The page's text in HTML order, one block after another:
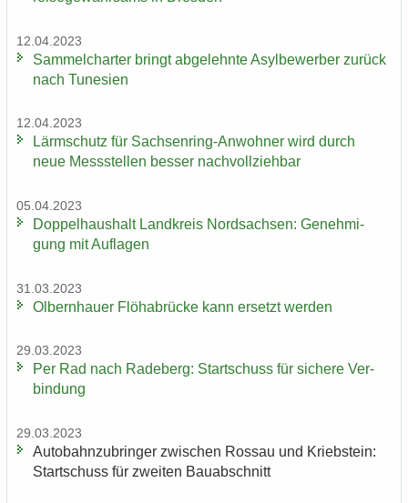
12.04.2023
Sam­mel­char­ter bringt ab­ge­lehn­te Asyl­be­wer­ber zu­rück
nach Tu­ne­si­en
12.04.2023
Lärm­schutz für Sachsenring-​Anwohner wird durch
neue Mess­stel­len bes­ser nach­voll­zieh­bar
05.04.2023
Dop­pel­haus­halt Land­kreis Nord­sach­sen: Ge­neh­mi­
gung mit Auf­la­gen
31.03.2023
Ol­bern­hau­er Flöha­b­rü­cke kann er­setzt wer­den
29.03.2023
Per Rad nach Ra­de­berg: Start­schuss für si­che­re Ver­
bin­dung
29.03.2023
Au­to­bahn­zu­brin­ger zwi­schen Ros­sau und Krieb­stein:
Start­schuss für zwei­ten Bau­ab­schnitt